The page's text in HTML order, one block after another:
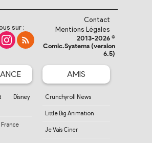
sur :
Contact
Mentions Légales
2013-2026 ©
Comic.Systems (version
6.5)
Disney
France
AMIS
Crunchyroll News
Little Big Animation
Je Vais Ciner